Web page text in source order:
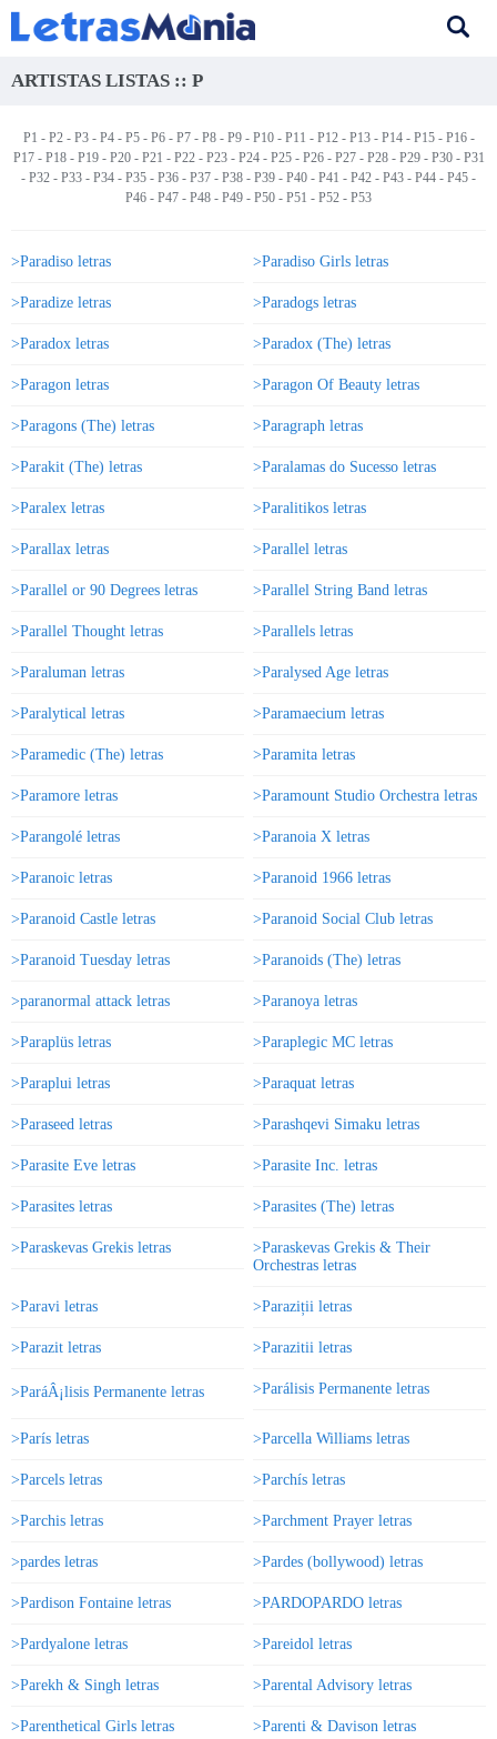
ARTISTAS LISTAS :: P
P1 - P2- P3- P4- P5- P6- P7- P8 - P9- P10- P11 - P12- P13- P14- P15- P16-
P17- P18- P19- P20- P21 - P22- P23- P24- P25- P26- P27- P28- P29- P30- P31
- P32 - P33 - P34 - P35 - P36 - P37 - P38 - P39 - P40 - P41 - P42 - P43 - P44 - P45 -
P46 - P47 - P48 - P49 - P50 - P51 - P52 - P53
>Paradiso letras >Paradiso Girls letras
>Paradize letras >Paradogs letras
>Paradox letras >Paradox (The) letras
>Paragon letras >Paragon Of Beauty letras
>Paragons (The) letras >Paragraph letras
>Parakit (The) letras >Paralamas do Sucesso letras
>Paralex letras >Paralitikos letras
>Parallax letras >Parallel letras
>Parallel or 90 Degrees letras >Parallel String Band letras
>Parallel Thought letras >Parallels letras
>Paraluman letras >Paralysed Age letras
>Paralytical letras >Paramaecium letras
>Paramedic (The) letras >Paramita letras
>Paramore letras >Paramount Studio Orchestra letras
>Parangolé letras >Paranoia X letras
>Paranoic letras >Paranoid 1966 letras
>Paranoid Castle letras >Paranoid Social Club letras
>Paranoid Tuesday letras >Paranoids (The) letras
>paranormal attack letras >Paranoya letras
>Paraplüs letras >Paraplegic MC letras
>Paraplui letras >Paraquat letras
>Paraseed letras >Parashqevi Simaku letras
>Parasite Eve letras >Parasite Inc. letras
>Parasites letras >Parasites (The) letras
>Paraskevas Grekis letras
>Paraskevas Grekis & Their
Orchestras letras
>Paravi letras >Paraziții letras
>Parazit letras >Parazitii letras
>ParáÂ¡lisis Permanente letras >Parálisis Permanente letras
>París letras >Parcella Williams letras
>Parcels letras >Parchís letras
>Parchis letras >Parchment Prayer letras
>pardes letras >Pardes (bollywood) letras
>Pardison Fontaine letras >PARDOPARDO letras
>Pardyalone letras >Pareidol letras
>Parekh & Singh letras >Parental Advisory letras
>Parenthetical Girls letras >Parenti & Davison letras